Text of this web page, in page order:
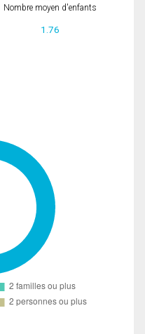
Nombre moyen d'enfants
1.76